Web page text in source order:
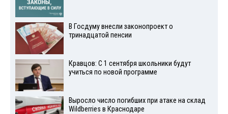
В Госдуму внесли законопроект о
тринадцатой пенсии
Кравцов: С 1 сентября школьники будут
учиться по новой программе
Выросло число погибших при атаке на склад
Wildberries в Краснодаре